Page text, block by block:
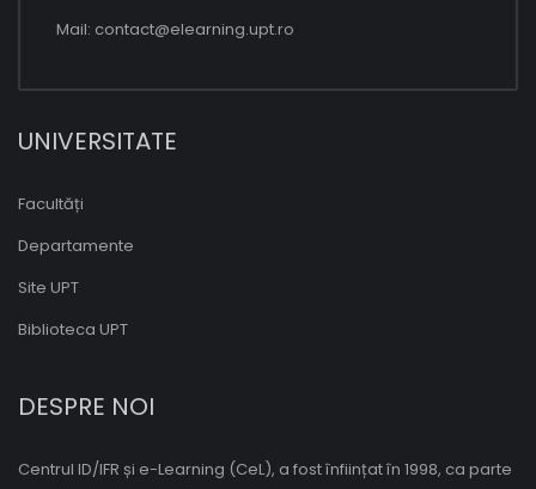
Mail: contact@elearning.upt.ro
UNIVERSITATE
Facultăți
Departamente
Site UPT
Biblioteca UPT
DESPRE NOI
Centrul ID/IFR și e-Learning (CeL), a fost înființat în 1998, ca parte